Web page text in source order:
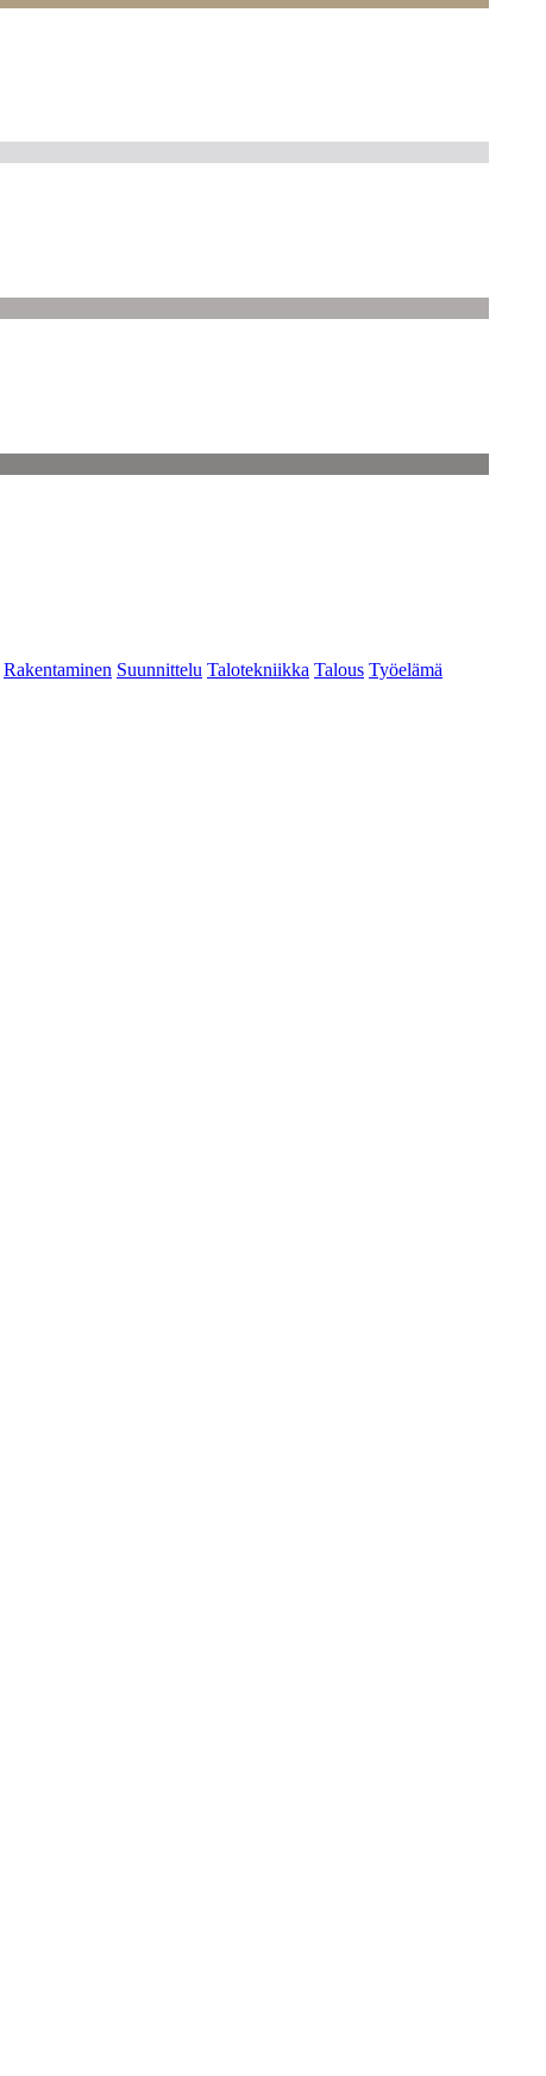
Rakentaminen Suunnittelu Talotekniikka Talous Työelämä